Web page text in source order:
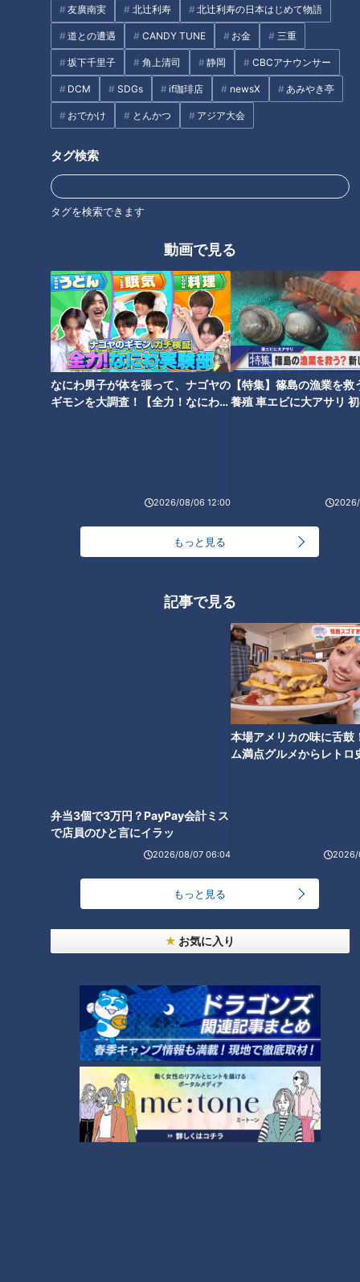
友廣南実 北辻利寿 北辻利寿の日本はじめて物語
道との遭遇 CANDY TUNE お金 三重
坂下千里子 角上清司 静岡 CBCアナウンサー
DCM SDGs if珈琲店 newsX あみやき亭
おでかけ とんかつ アジア大会
タグ検索
タグを検索できます
動画で見る
なにわ男子が体を張って、ナゴヤの
ギモンを大調査！【全力！なにわ実
2026/08/06 12:00
【特集】篠島の漁業を救
養殖 車エビに大アサリ
もっと見る
記事で見る
2026/08/07 06:04
本場アメリカの味に舌鼓
ム満点グルメからレトロ
2026/
もっと見る
お気に入り
め、直後の5時50分から放送開始。番組冒頭で中継をつなぐの
は、もちろん大阪桐蔭高校。そうです！ この日を境にサンド
ラが誇る“幸運の女神”となる柳沢アナが「根尾選手との交渉権
はドラゴンズが獲得しました！」と東海地方を喜びに包む“イ
ッポウ”を届けてくれることでしょう。
そして、根尾選手との交渉権を引き当ていただくのは、23年
「（根尾選手の当たりくじを引くのが）私の初仕事であるなら
ば、一生懸命手を洗って、消毒をして（体を清めて）、願掛け
をして臨みたいなと思っています」と根尾獲りへ意気込みを語
つとさせる魅力的な言葉が散りばめられていました。
「与田新監督は“闘将”になる」―。現役時代を知るひちょり
さんがズバリ予言
サンドラ大予想！ 2位指名は将来性の浦和学院高・渡邉
か、即戦力の名城大・栗林か！？
幽閉が決定した若狭アナ、ドラフト当日、大阪桐蔭へ向か
「与田新監督は“闘将”になる」―。現役時代を知
るひちょりさんがズバリ予言
秘める与田新監督は、まさしく“星野イズム”を継承する人物で
「選手の満足度（喜び）を、自分の満足度（喜び）に」
「使ってくれと（言ってほしい）。どんどん自分をアピール
これらの言葉から喜怒哀楽をめいっぱい表して選手と接してい
に抱いた印象は「物腰の柔らかい温厚で誠実な人柄」。星野元
監督とは異なるタイプのように思えたのですが、帝京高校から
ファイターズに入団した1年目に現役選手として共に過ごした
ことのあるスタジオ解説の森本稀哲さんは「監督になることで
変わる」と興味深いお話をされていました。
「口調とか雰囲気もすごく穏やか。高卒ルーキーの僕なんかに
ただ、口調は優しいんですが、時折見せる勝負師というか、熱
いところがあったので、僕は闘将になっていくんじゃないのか
なと。ピッチングコーチのときは我慢することも多かったと思
うので、監督になられたことで（感情を）出していくと思いま
古き良きドラゴンズを知るオールドファンは“燃える男”が大好
きです。あの頃を知らないイマドキのファンであれば、時に感